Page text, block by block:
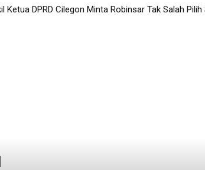
Ketua DPRD Cilegon Minta Robinsar Tak Salah